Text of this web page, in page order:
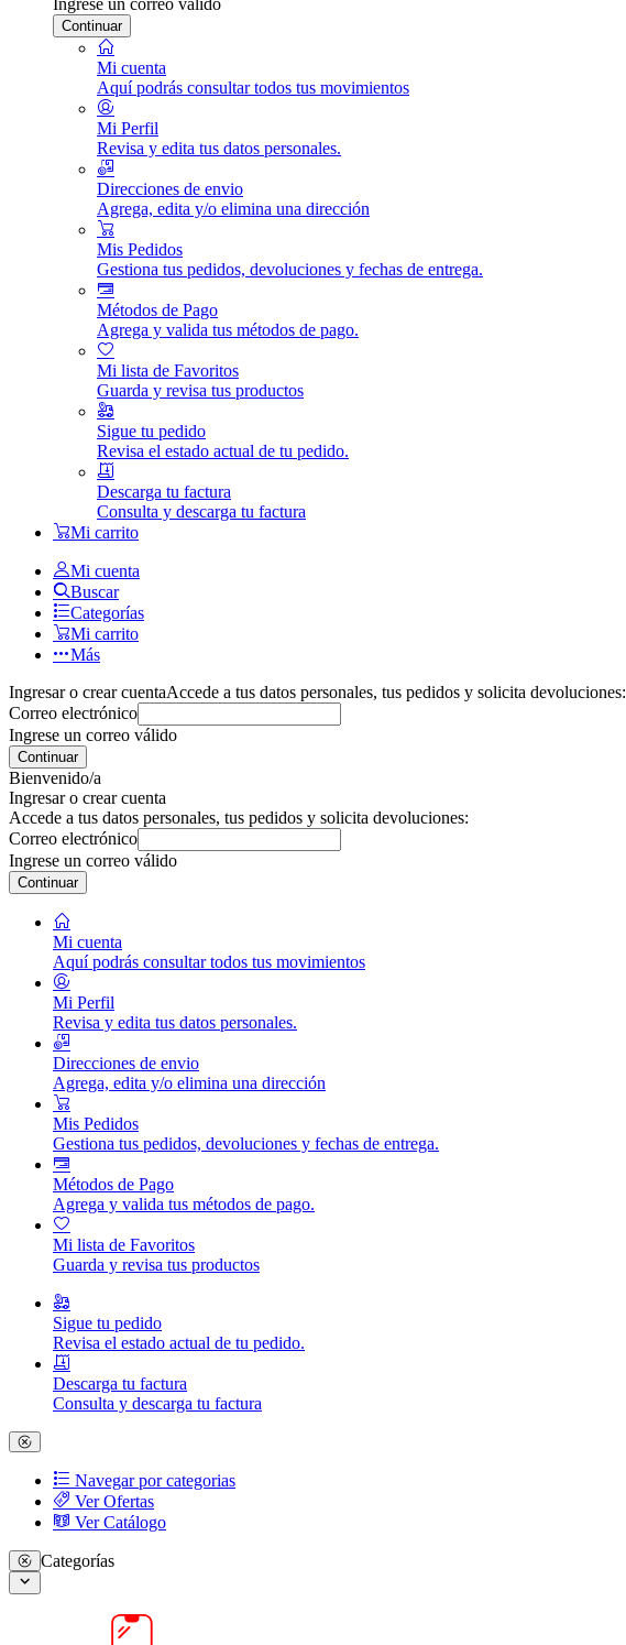
Continuar
Mi cuenta
Aquí podrás consultar todos tus movimientos
Mi Perfil
Revisa y edita tus datos personales.
Direcciones de envio
Agrega, edita y/o elimina una dirección
Mis Pedidos
Gestiona tus pedidos, devoluciones y fechas de entrega.
Métodos de Pago
Agrega y valida tus métodos de pago.
Mi lista de Favoritos
Guarda y revisa tus productos
Sigue tu pedido
Revisa el estado actual de tu pedido.
Descarga tu factura
Consulta y descarga tu factura
Mi carrito
Mi cuenta
Buscar
Categorías
Mi carrito
Más
Ingresar o crear cuentaAccede a tus datos personales, tus pedidos y solicita devoluciones:
Correo electrónico
Ingrese un correo válido
Continuar
Bienvenido/a
Ingresar o crear cuenta
Accede a tus datos personales, tus pedidos y solicita devoluciones:
Correo electrónico
Ingrese un correo válido
Continuar
Mi cuenta
Aquí podrás consultar todos tus movimientos
Mi Perfil
Revisa y edita tus datos personales.
Direcciones de envio
Agrega, edita y/o elimina una dirección
Mis Pedidos
Gestiona tus pedidos, devoluciones y fechas de entrega.
Métodos de Pago
Agrega y valida tus métodos de pago.
Mi lista de Favoritos
Guarda y revisa tus productos
Sigue tu pedido
Revisa el estado actual de tu pedido.
Descarga tu factura
Consulta y descarga tu factura
Navegar por categorias
Ver Ofertas
Ver Catálogo
Categorías